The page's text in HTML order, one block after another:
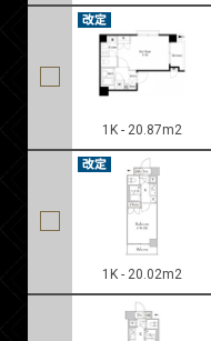
1K - 20.87m2
1K - 20.02m2